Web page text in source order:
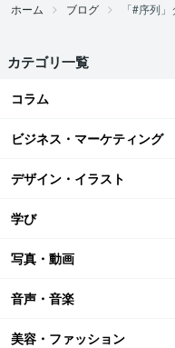
ホーム ブログ 「#序列
カテゴリ一覧
コラム
ビジネス・マーケティング
デザイン・イラスト
学び
写真・動画
音声・音楽
美容・ファッション